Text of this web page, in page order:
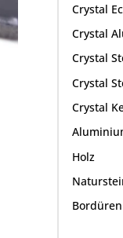
Crystal
Crystal
Crystal
Crystal
Crystal
Holz
Bordüren